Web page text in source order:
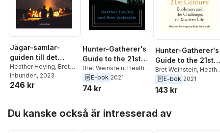
Jägar-samlar-
guiden till det
tjugoförsta
århundradet :
evolution och det
Heather Heying, Bret
Weinstein
Inbunden, 2023
246 kr
Hunter-Gatherer's
Guide to the 21st
Century
Bret Weinstein, Heather
Heying
E-bok 2021
74 kr
Hunter-Gatherer's
Guide to the 21st
Century
Bret Weinstein,
Heying
E-bok 2021
143 kr
Du kanske också är intresserad av